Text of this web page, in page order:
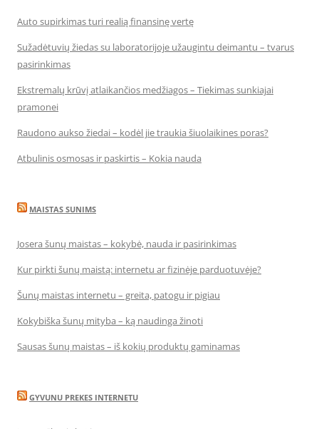
Auto supirkimas turi realią finansinę vertę
Sužadėtuvių žiedas su laboratorijoje užaugintu deimantu – tvarus
pasirinkimas
Ekstremalų krūvį atlaikančios medžiagos – Tiekimas sunkiajai
pramonei
Raudono aukso žiedai – kodėl jie traukia šiuolaikines poras?
Atbulinis osmosas ir paskirtis – Kokia nauda
MAISTAS SUNIMS
Josera šunų maistas – kokybė, nauda ir pasirinkimas
Kur pirkti šunų maistą: internetu ar fizinėje parduotuvėje?
Šunų maistas internetu – greita, patogu ir pigiau
Kokybiška šunų mityba – ką naudinga žinoti
Sausas šunų maistas – iš kokių produktų gaminamas
GYVUNU PREKES INTERNETU